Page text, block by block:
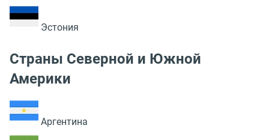
Эстония
Страны Северной и Южной
Америки
Аргентина